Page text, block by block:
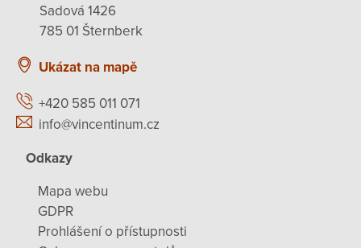
Sadová 1426
785 01 Šternberk
Ukázat na mapě
+420 585 011 071
info@vincentinum.cz
Odkazy
Mapa webu
GDPR
Prohlášení o přístupnosti